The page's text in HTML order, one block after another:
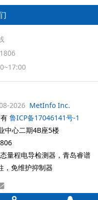
2026 MetInfo Inc.
鲁ICP备17046141号-1
中心二期4B座5楼
量程电导检测器，青岛睿谱
，免维护抑制器